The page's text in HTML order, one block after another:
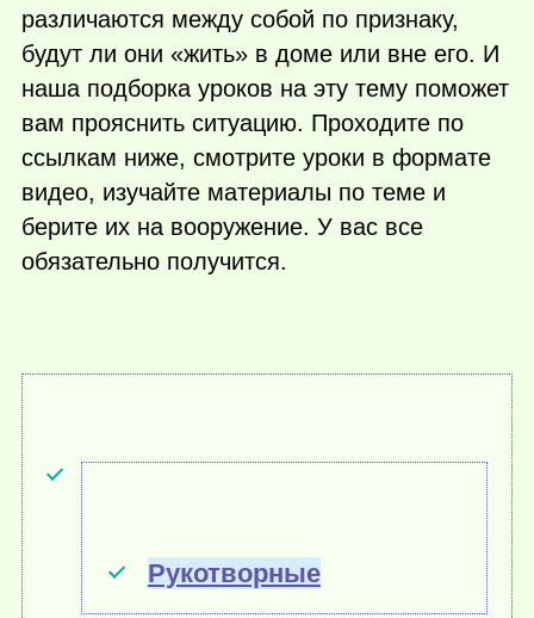
различаются между собой по признаку,
будут ли они «жить» в доме или вне его. И
наша подборка уроков на эту тему поможет
вам прояснить ситуацию. Проходите по
ссылкам ниже, смотрите уроки в формате
видео, изучайте материалы по теме и
берите их на вооружение. У вас все
обязательно получится.
Рукотворные